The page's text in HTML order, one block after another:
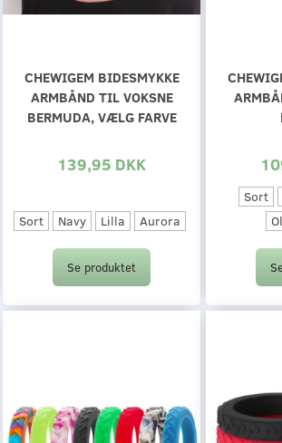
CHEWIGEM BIDESMYKKE
ARMBÅND TIL VOKSNE
BERMUDA, VÆLG FARVE
139,95 DKK
Sort Navy Lilla Aurora
Se produktet
Sort